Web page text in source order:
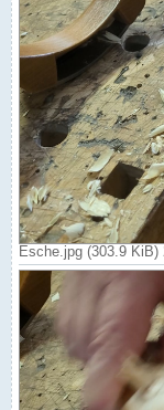
Esche.jpg (303.9